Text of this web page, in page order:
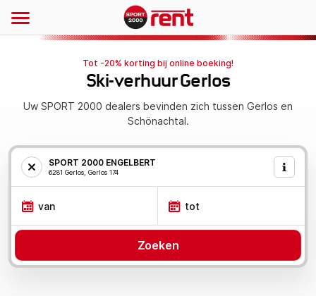
Tot -20% korting bij online boeking!
Ski-verhuur Gerlos
Uw SPORT 2000 dealers bevinden zich tussen Gerlos en
Schönachtal.
SPORT 2000 ENGELBERT
6281 Gerlos, Gerlos 174
van tot